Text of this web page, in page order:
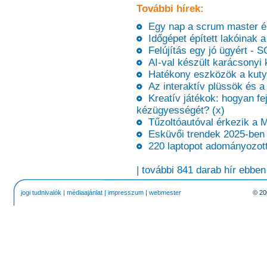
További hírek:
Egy nap a scrum master
Időgépet épített lakóinak
Felújítás egy jó ügyért -
AI-val készült karácsonyi
Hatékony eszközök a
Az interaktív plüssök és a
Kreatív játékok: hogyan
kézügyességét? (x)
Tűzoltóautóval érkezik a
Esküvői trendek 2025-ben
220 laptopot
| további 841 darab hír
jogi tudnivalók | médiaajánlat | impresszum | webmester ©